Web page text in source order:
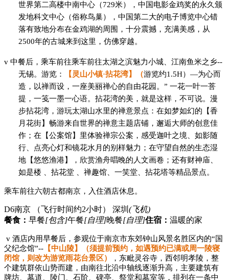
世界第二高楼中南中心（729米），中国电影金鸡奖的永久颁
发地科文中心（俗称鸟巢），中国第二大的电子博览中心错
落有致地分布在金鸡湖的周围，十分震撼，充满美感，从
2500年的古城来到这里，仿佛穿越。
v 中餐后， 乘车前往乘车前往太湖之滨魅力小城、江南鱼米之乡--
无锡。游览：
【灵山小镇·拈花湾】（游览约1.5H）—为心而
造，以禅而设，一座美丽禅心的自由花园。” 一花一叶一菩
提，一笺一墨一心语。拈花湾的美，就是这样，不可说。漫
步拈花湾，游玩太湖山水里的禅意景点：在如梦如幻的【香
月花街】畅游来自世界的禅意主题店铺，邂逅大师的创意佳
作；在【公案馆】里体验禅宗公案，感受迦叶之境、如影随
行、点亮心灯和镜花水月的别样魅力；在守望自然的生态湿
地【悠悠渔港】，欣赏渔舟唱晚的人文画卷；还有财神庙、
如是楼 、拈花堂 、禅趣馆、一笑堂、拈花塔等精品景点。
乘车前往六朝古都南京， 入住酒店休息。
D6南京 （飞行时间约2小时） 深圳 (飞机)
餐食： 早餐[包含]午餐[自理]晚餐[自理]住宿： 温暖的家
v 酒店内用早餐后， 参观位于南京市东郊钟山风景名胜区内的“国
父纪念馆”-- 【中山陵】（须提前预约，如遇预约已满或周一陵寝
闭馆 ，则改为游览雨花台景区）
，东毗灵谷寺，西邻明孝陵，整
个建筑群依山势而建，由南往北沿中轴线逐渐升高，主要建筑有
牌坊、墓道、陵门、石阶、碑亭、祭堂和墓室等，排列在一条中